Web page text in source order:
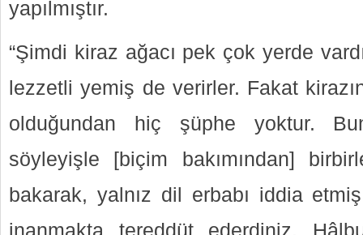
yapılmıştır.
“Şimdi kiraz ağacı pek çok yerde
lezzetli yemiş de verirler. Fakat
olduğundan hiç şüphe yoktur.
söyleyişle [biçim bakımından]
bakarak, yalnız dil erbabı iddia
inanmakta tereddüt ederdiniz.